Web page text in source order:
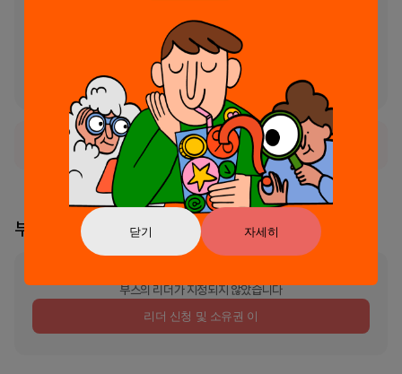
닫기 자세히
중요 참고 : Android 장치는 현재 푸시 알림 또는 화면 알림을 지원하지
않습니다. 이는 SMS, 전화, 이메일, 인앱 또는 TTY를 통해 알림을 수신
하기위한 등록을 방해하지 않습니다. 인앱 알림은 애플리케이션을 통해
Android 사용자가 액세스 할 수 있습니다.
정식 서비스로 출시되었습니다.
부스 리더
부스의 리더가 지정되지 않았습니다
리더 신청 및 소유권 이